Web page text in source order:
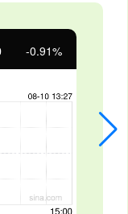
-0.91%